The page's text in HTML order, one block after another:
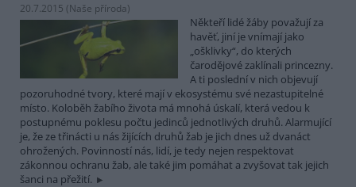
20.7.2015 (Naše příroda)
Někteří lidé žáby považují za
havěť, jiní je vnímají jako
„ošklivky“, do kterých
čarodějové zaklínali princezny.
A ti poslední v nich objevují
pozoruhodné tvory, které mají v ekosystému své nezastupitelné
místo. Koloběh žabího života má mnohá úskalí, která vedou k
postupnému poklesu počtu jedinců jednotlivých druhů. Alarmující
je, že ze třinácti u nás žijících druhů žab je jich dnes už dvanáct
ohrožených. Povinností nás, lidí, je tedy nejen respektovat
zákonnou ochranu žab, ale také jim pomáhat a zvyšovat tak jejich
šanci na přežití.